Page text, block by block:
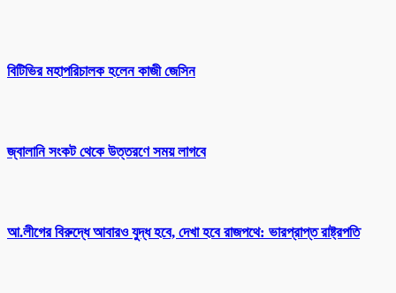
বিটিভির মহাপরিচালক হলেন কাজী জেসিন
জ্বালানি সংকট থেকে উত্তরণে সময় লাগবে
আ.লীগের বিরুদ্ধে আবারও যুদ্ধ হবে, দেখা হবে রাজপথে: ভারপ্রাপ্ত রাষ্ট্রপতি